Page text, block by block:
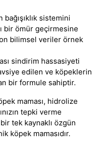
sistemini
bir ömür geçirmesine
bilimsel veriler örnek
sindirim hassasiyeti
edilen ve köpeklerin
bir formule sahiptir.
maması, hidrolize
tepki verme
tek kaynaklı özgün
köpek mamasıdır.